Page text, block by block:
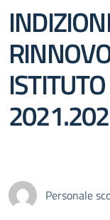
Personale